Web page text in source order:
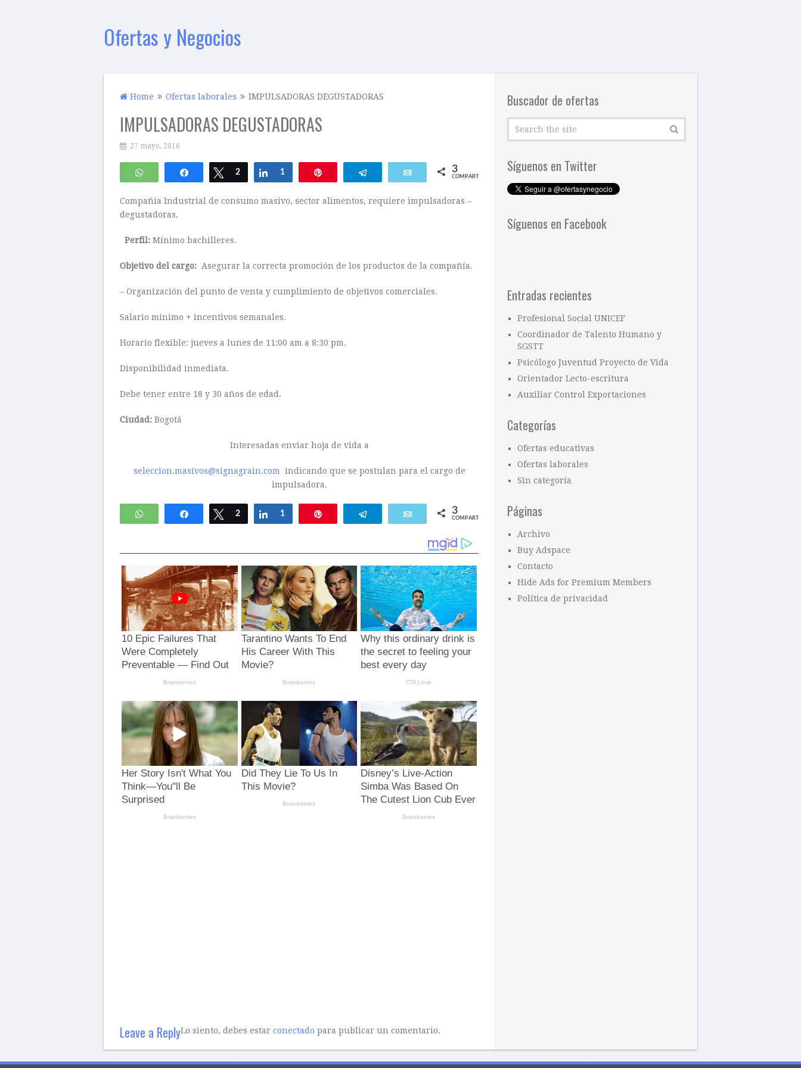
Ofertas y Negocios
Home Ofertas laborales IMPULSADORAS DEGUSTADORAS
IMPULSADORAS DEGUSTADORAS
27 mayo, 2016
WhatsApp Compartir Twittear
2 Compartir
1 Telegram Email 3
COMPARTIR
Compañía Industrial de consumo masivo, sector alimentos, requiere impulsadoras –
degustadoras.
Perfil: Mínimo bachilleres.
Objetivo del cargo: Asegurar la correcta promoción de los productos de la compañía.
– Organización del punto de venta y cumplimiento de objetivos comerciales.
Salario mínimo + incentivos semanales.
Horario flexible: jueves a lunes de 11:00 am a 8:30 pm.
Disponibilidad inmediata.
Debe tener entre 18 y 30 años de edad.
Ciudad: Bogotá
Interesadas enviar hoja de vida a
seleccion.masivos@signagrain.com indicando que se postulan para el cargo de
impulsadora.
WhatsApp Compartir Twittear
2 Compartir
1 Telegram Email 3
COMPARTIR
Leave a ReplyLo siento, debes estar conectado para publicar un comentario.
Buscador de ofertas
Síguenos en Twitter
Síguenos en Facebook
Entradas recientes
Profesional Social UNICEF
Coordinador de Talento Humano y
SGSTT
Psicólogo Juventud Proyecto de Vida
Orientador Lecto-escritura
Auxiliar Control Exportaciones
Categorías
Ofertas educativas
Ofertas laborales
Sin categoría
Páginas
Archivo
Buy Adspace
Contacto
Hide Ads for Premium Members
Política de privacidad